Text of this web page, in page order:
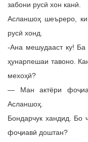
забони русӣ хон канӣ.
Асланшоҳ шеъреро,
русӣ хонд.
-Ана мешудааст ку!
ҳунарпешаи тавоно.
мехоҳӣ?
— Ман актёри
Асланшоҳ.
Бондарчук хандид. Бо
фоҷиавӣ доштан?